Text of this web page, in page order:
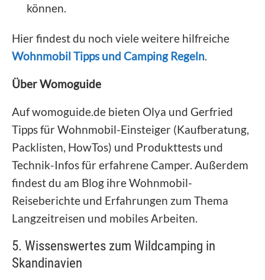
können.
Hier findest du noch viele weitere hilfreiche
Wohnmobil Tipps und Camping Regeln
Über Womoguide
Auf womoguide.de bieten Olya und Gerfried
Tipps für Wohnmobil-Einsteiger (Kaufberatung,
Packlisten, HowTos) und Produkttests und
Technik-Infos für erfahrene Camper. Außerdem
findest du am Blog ihre Wohnmobil-
Reiseberichte und Erfahrungen zum Thema
Langzeitreisen und mobiles Arbeiten.
5. Wissenswertes zum Wildcamping in
Skandinavien